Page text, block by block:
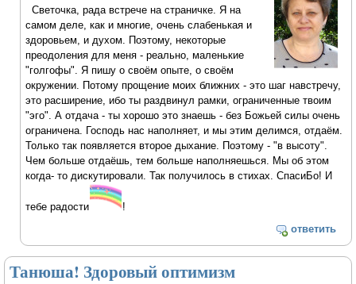
Светочка, рада встрече на страничке. Я на
самом деле, как и многие, очень слабенькая и
здоровьем, и духом. Поэтому, некоторые
преодоления для меня - реально, маленькие
"голгофы". Я пишу о своём опыте, о своём
окружении. Потому прощение моих ближних - это шаг навстречу,
это расширение, ибо ты раздвинул рамки, ограниченные твоим
"эго". А отдача - ты хорошо это знаешь - без Божьей силы очень
ограничена. Господь нас наполняет, и мы этим делимся, отдаём.
Только так появляется второе дыхание. Поэтому - "в высоту".
Чем больше отдаёшь, тем больше наполняешься. Мы об этом
когда- то дискутировали. Так получилось в стихах. СпасиБо! И
тебе радости
!
ответить
Танюша! Здоровый оптимизм